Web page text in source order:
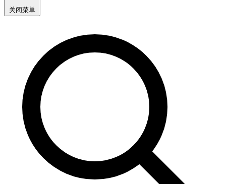
关闭菜单